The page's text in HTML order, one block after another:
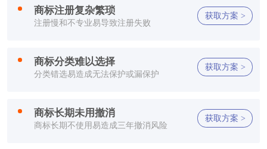
方** 150****2321 1小时前
方** 150****2321 1小时前
方** 150****7886 1小时前
商标注册复杂繁琐
注册慢和不专业易导致注册失败
获取方案 >
商标分类难以选择
分类错选易造成无法保护或漏保护
获取方案 >
商标长期未用撤消
商标长期不使用易造成三年撤消风险
获取方案 >